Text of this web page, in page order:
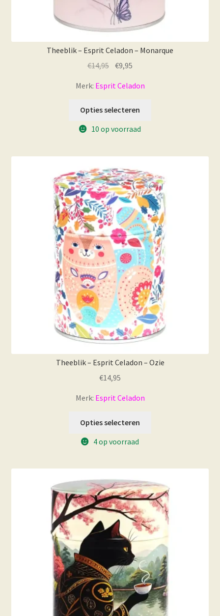
Theeblik – Esprit Celadon – Monarque
€14,95 Oorspronkelijke
was:
€9,95
is:
Merk: Esprit Celadon
Opties selecteren
10 op voorraad
Theeblik – Esprit Celadon – Ozie
€14,95
Merk: Esprit Celadon
Opties selecteren
4 op voorraad